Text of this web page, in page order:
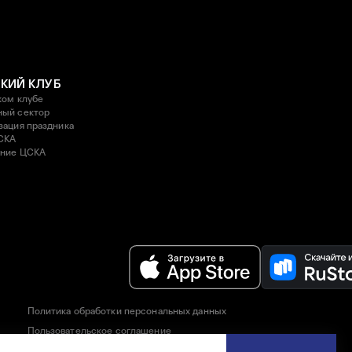
КЛУБ
клубе
сектор
праздника
ЦСКА
Политика обработки персональных данных
Пользовательское соглашение